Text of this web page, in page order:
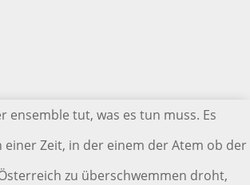
ensemble tut, was es tun muss. Es
einer Zeit, in der einem der Atem ob der
zu überschwemmen droht,